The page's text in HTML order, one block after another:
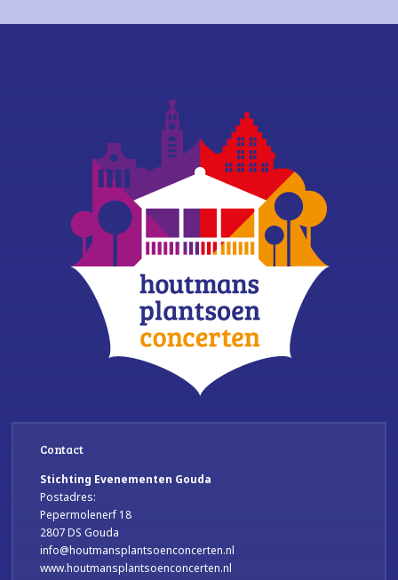
Contact
Stichting Evenementen Gouda
Postadres:
Pepermolenerf 18
2807 DS Gouda
info@houtmansplantsoenconcerten.nl
www.houtmansplantsoenconcerten.nl